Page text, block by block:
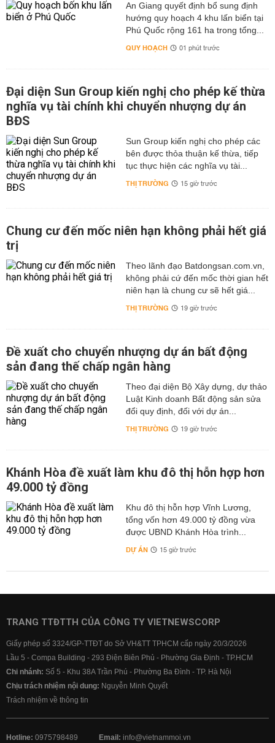
An Giang quyết định bổ sung định
hướng quy hoạch 4 khu lấn biển tại
Phú Quốc rộng 161 ha trong tổng...
QUY HOẠCH 01 phút trước
Đại diện Sun Group kiến nghị cho phép kế thừa
nghĩa vụ tài chính khi chuyển nhượng dự án
BĐS
Sun Group kiến nghị cho phép các
bên được thỏa thuận kế thừa, tiếp
tục thực hiện các nghĩa vụ tài...
THỊ TRƯỜNG 15 giờ trước
Chung cư đến mốc niên hạn không phải hết giá
trị
Theo lãnh đạo Batdongsan.com.vn,
không phải cứ đến mốc thời gian hết
niên hạn là chung cư sẽ hết giá...
THỊ TRƯỜNG 19 giờ trước
Đề xuất cho chuyển nhượng dự án bất động
sản đang thế chấp ngân hàng
Theo đại diện Bộ Xây dựng, dự thảo
Luật Kinh doanh Bất động sản sửa
đổi quy định, đối với dự án...
THỊ TRƯỜNG 19 giờ trước
Khánh Hòa đề xuất làm khu đô thị hỗn hợp hơn
49.000 tỷ đồng
Khu đô thị hỗn hợp Vĩnh Lương,
tổng vốn hơn 49.000 tỷ đồng vừa
được UBND Khánh Hòa trình...
DỰ ÁN 15 giờ trước
TRANG TTĐTTH CỦA CÔNG TY VIETNEWSCORP
Giấy phép số 3324/GP-TTĐT do Sở VH&TT TPHCM cấp ngày 20/3/2026
Lầu 5 - Compa Building - 293 Điện Biên Phủ - Phường Gia Định - TP.HCM
Chi nhánh: Số 5 - Khu 38A Trần Phú - Phường Ba Đình - TP. Hà Nội
Chịu trách nhiệm nội dung: Nguyễn Minh Quyết
Trách nhiệm về thông tin
Hotline: 0975798489 Email: info@vietnammoi.vn